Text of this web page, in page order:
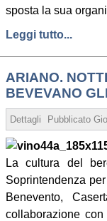
sposta la sua
Leggi tutto...
ARIANO.
BEVEVANO
Dettagli Pubblicato
La cultura del
Soprintendenza
Benevento,
collaborazione